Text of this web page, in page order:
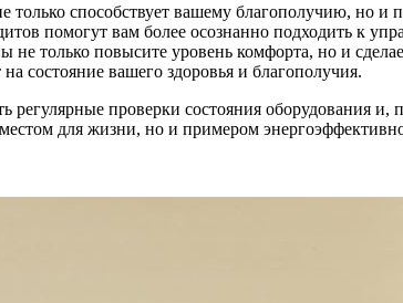
способствует вашему благополучию, но и
помогут вам более осознанно подходить к
не только повысите уровень комфорта, но и
состояние вашего здоровья и благополучия.
проверки состояния оборудования
для жизни, но и примером